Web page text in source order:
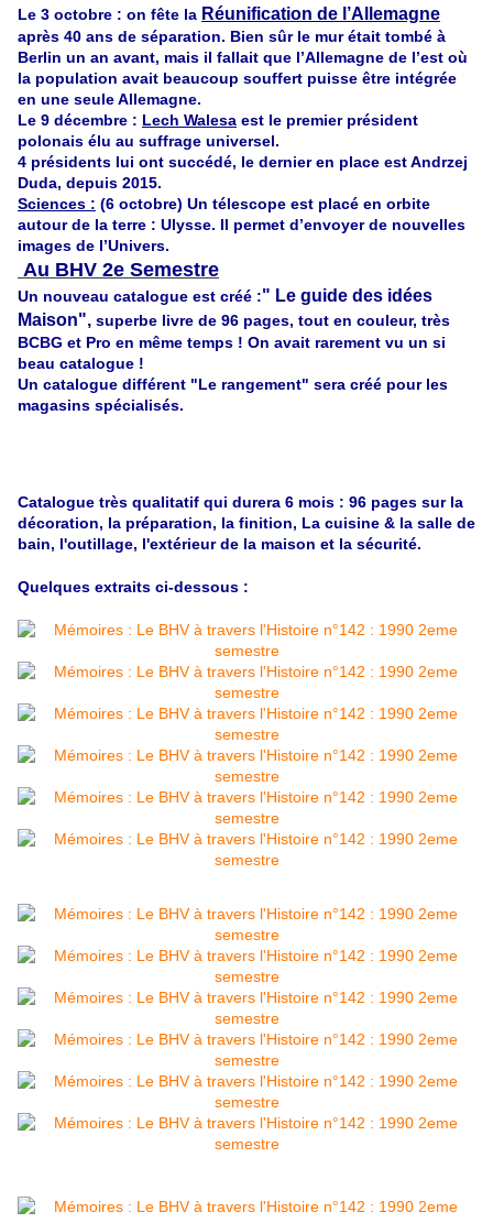
Le 3 octobre : on fête la Réunification de l’Allemagne
après 40 ans de séparation. Bien sûr le mur était tombé à
Berlin un an avant, mais il fallait que l’Allemagne de l’est où
la population avait beaucoup souffert puisse être intégrée
en une seule Allemagne.
Le 9 décembre : Lech Walesa est le premier président
polonais élu au suffrage universel.
4 présidents lui ont succédé, le dernier en place est Andrzej
Duda, depuis 2015.
Sciences : (6 octobre) Un télescope est placé en orbite
autour de la terre : Ulysse. Il permet d’envoyer de nouvelles
images de l’Univers.
Au BHV 2e Semestre
Un nouveau catalogue est créé :" Le guide des idées
Maison", superbe livre de 96 pages, tout en couleur, très
BCBG et Pro en même temps ! On avait rarement vu un si
beau catalogue !
Un catalogue différent "Le rangement" sera créé pour les
magasins spécialisés.
Catalogue très qualitatif qui durera 6 mois : 96 pages sur la
décoration, la préparation, la finition, La cuisine & la salle de
bain, l'outillage, l'extérieur de la maison et la sécurité.
Quelques extraits ci-dessous :